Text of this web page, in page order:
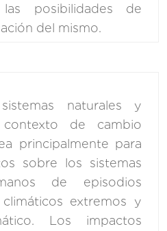
posibilidades de
del mismo.
naturales y
de cambio
principalmente para
sobre los sistemas
de episodios
extremos y
Los impactos